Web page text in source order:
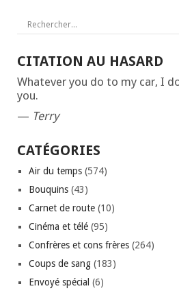
CITATION AU HASARD
Whatever you do to my car, I
you.
— Terry
CATÉGORIES
Air du temps (574)
Bouquins (43)
Carnet de route (10)
Cinéma et télé (95)
Confrères et cons frères (264)
Coups de sang (183)
Envoyé spécial (6)